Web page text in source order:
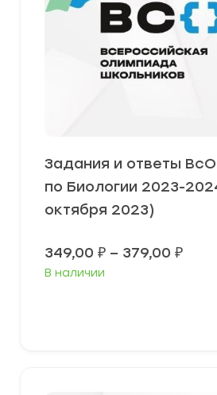
Задания и ответы
по Биологии 2023-
октября 2023)
349,00 ₽ – 379,00 ₽
В наличии